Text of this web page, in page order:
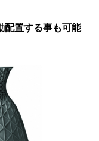
配置する事も可能